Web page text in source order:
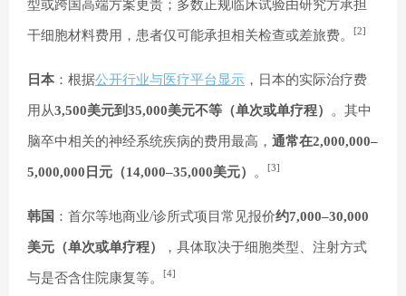
型或跨国高端方案更贵；多数正规临床试验由研究方承担
干细胞材料费用，患者仅可能承担相关检查或差旅费。 [2]
日本 ：根据公开行业与医疗平台显示 ，日本的实际治疗费
用从3,500美元到35,000美元不等（单次或单疗程） 。其中
脑卒中相关的神经系统疾病的费用最高， 通常在2,000,000–
5,000,000日元（14,000–35,000美元） 。 [3]
韩国 ：首尔等地商业/诊所式项目常见报价约7,000–30,000
美元（单次或单疗程） ，具体取决于细胞类型、注射方式
与是否含住院康复等。 [4]